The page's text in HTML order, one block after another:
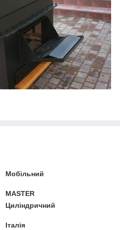
Мобільний
MASTER
Циліндричний
Італія